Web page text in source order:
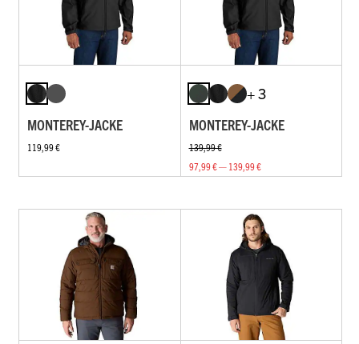
MONTEREY-JACKE
119,99 €
+ 3
MONTEREY-JACKE
139,99 €
97,99 € — 139,99 €